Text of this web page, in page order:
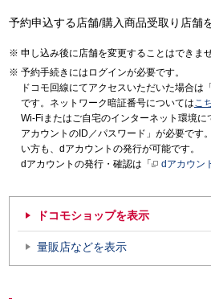
予約申込する店舗/購入商品受取り店舗
申し込み後に店舗を変更することはできませ
予約手続きにはログインが必要です。
ドコモ回線にてアクセスいただいた場合は
です。ネットワーク暗証番号についてはこ
Wi-Fiまたはご自宅のインターネット環境
アカウントのID／パスワード」が必要です
い方も、dアカウントの発行が可能です。
dアカウントの発行・確認は「
dアカウン
ドコモショップを表示
量販店などを表示